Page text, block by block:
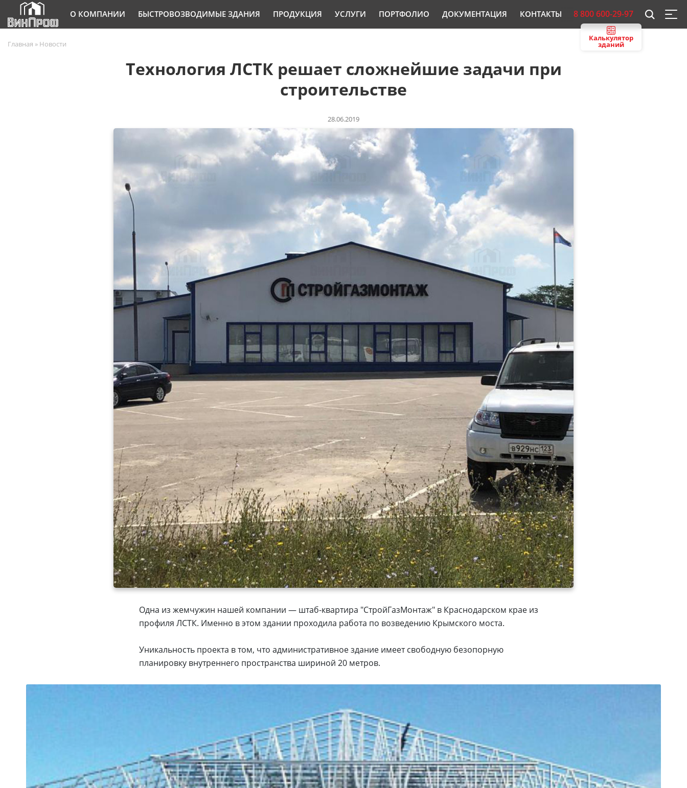
О КОМПАНИИ БЫСТРОВОЗВОДИМЫЕ ЗДАНИЯ ПРОДУКЦИЯ УСЛУГИ ПОРТФОЛИО ДОКУМЕНТАЦИЯ КОНТАКТЫ 8 800 600-29-97
Калькулятор
зданий
Главная » Новости
Технология ЛСТК решает сложнейшие задачи при
строительстве
28.06.2019
Одна из жемчужин нашей компании — штаб-квартира "СтройГазМонтаж" в Краснодарском крае из
профиля ЛСТК. Именно в этом здании проходила работа по возведению Крымского моста.
Уникальность проекта в том, что административное здание имеет свободную безопорную
планировку внутреннего пространства шириной 20 метров.